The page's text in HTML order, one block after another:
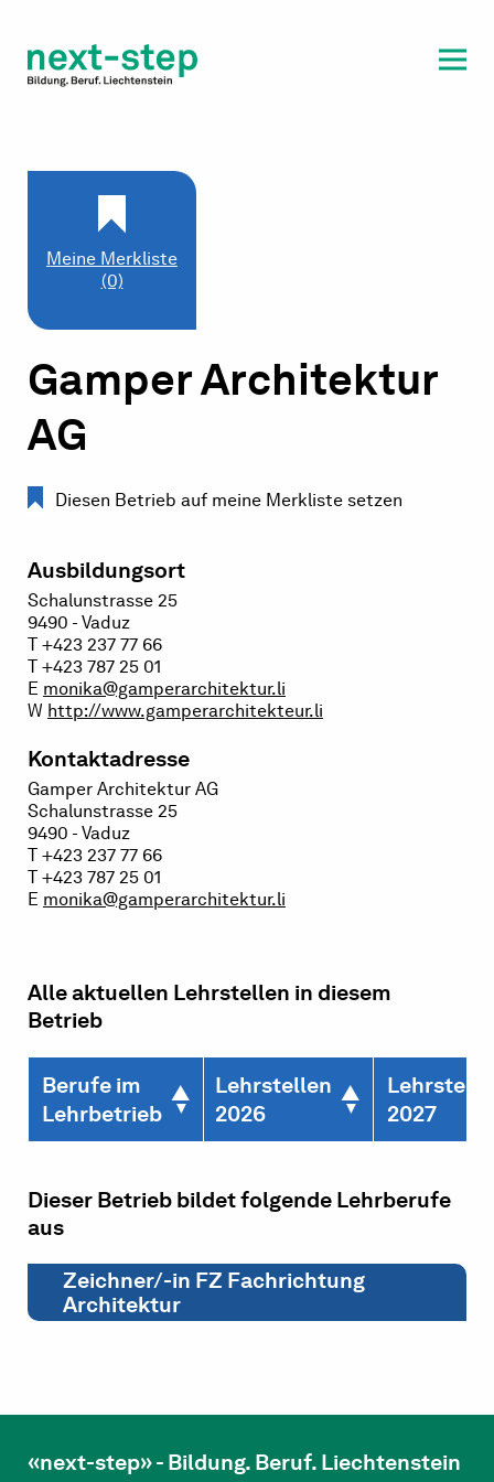
Beratung & Unterstützung
Gamper Architektur
AG
Diesen Betrieb auf meine Merkliste setzen
Ausbildungsort
Schalunstrasse 25
9490 - Vaduz
T +423 237 77 66
T +423 787 25 01
E monika@gamperarchitektur.li
W http://www.gamperarchitekteur.li
Kontaktadresse
Gamper Architektur AG
Schalunstrasse 25
9490 - Vaduz
T +423 237 77 66
T +423 787 25 01
E monika@gamperarchitektur.li
Meine Merkliste
(0)
Alle aktuellen Lehrstellen in diesem
Betrieb
Berufe im
Lehrbetrieb
Lehrstellen
2026
2027
Dieser Betrieb bildet folgende Lehrberufe
aus
Zeichner/-in FZ Fachrichtung
Architektur
«next-step» - Bildung. Beruf. Liechtenstein